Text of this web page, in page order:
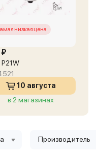
низкая цена
₽
P21W
10 августа
в 2 магазинах
Производитель